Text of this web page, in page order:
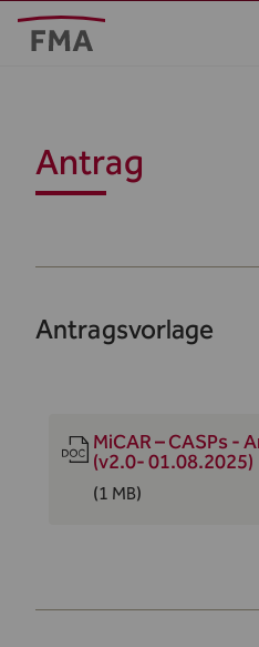
Antrag
Antragsvorlage
MiCAR – CASPs -
(v2.0- 01.08.2025)
(1 MB)